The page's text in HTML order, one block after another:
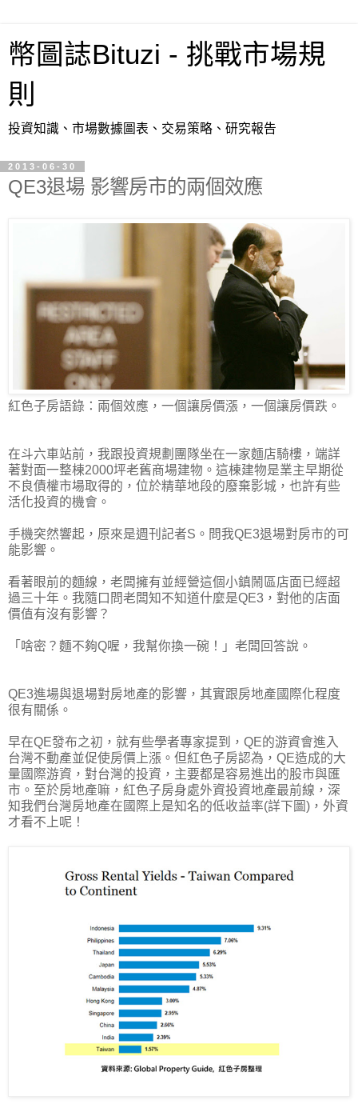
幣圖誌Bituzi - 挑戰市場規
則
投資知識、市場數據圖表、交易策略、研究報告
2013-06-30
QE3退場 影響房市的兩個效應
紅色子房語錄：兩個效應，一個讓房價漲，一個讓房價跌。
在斗六車站前，我跟投資規劃團隊坐在一家麵店騎樓，端詳
著對面一整棟2000坪老舊商場建物。這棟建物是業主早期從
不良債權市場取得的，位於精華地段的廢棄影城，也許有些
活化投資的機會。
手機突然響起，原來是週刊記者S。問我QE3退場對房市的可
能影響。
看著眼前的麵線，老闆擁有並經營這個小鎮鬧區店面已經超
過三十年。我隨口問老闆知不知道什麼是QE3，對他的店面
價值有沒有影響？
「啥密？麵不夠Q喔，我幫你換一碗！」老闆回答說。
QE3進場與退場對房地產的影響，其實跟房地產國際化程度
很有關係。
早在QE發布之初，就有些學者專家提到，QE的游資會進入
台灣不動產並促使房價上漲。但紅色子房認為，QE造成的大
量國際游資，對台灣的投資，主要都是容易進出的股市與匯
市。至於房地產嘛，紅色子房身處外資投資地產最前線，深
知我們台灣房地產在國際上是知名的低收益率(詳下圖)，外資
才看不上呢！